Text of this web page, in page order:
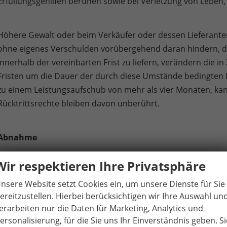
Gewalt oder beim Verkäufer oder dessen
eigenes Verschulden vorübergehend daran hindern,
der vereinbarten Frist zu liefern, verändern die
um die Dauer der durch diese Umstände
einem Leistungsaufschub von mehr als vier Monaten,
bleiben davon unberührt.
Käufer ist verpflichtet, den Kaufgegenstand innerhalb
Im Falle der Nichtabnahme kann der
der Verkäufer Schadensersatz, so beträgt dieser
respektieren Ihre Privatsphäre
Website setzt Cookies ein, um unsere Dienste für Sie
Hierbei berücksichtigen wir Ihre Auswahl
nur die Daten für Marketing, Analytics und
für die Sie uns Ihr Einverständnis geben.